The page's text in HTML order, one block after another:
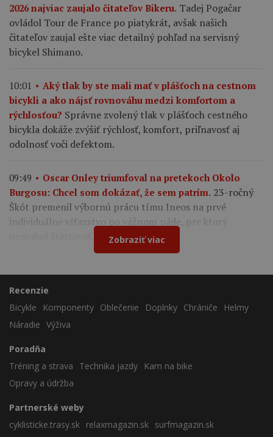
2026 najviac zaujalo čitateľov Bikeru. Tadej Pogačar
ovládol Tour de France po piatykrát, avšak našich
čitateľov zaujal ešte viac detailný pohľad na servisný
bicykel Shimano.
10:01
Aký tlak by ste mali mať v plášťoch na cestnom
bicykli a ako nájsť rovnováhu medzi komfortom a
rýchlosťou? Správne zvolený tlak v plášťoch cestného
bicykla dokáže zvýšiť rýchlosť, komfort, priľnavosť aj
odolnosť voči defektom.
09:49
Oscar Onley triumfoval na pretekoch Okolo
Burgosu: Chcel som dokázať, že sem patrím. 23-ročný
Škót premenil výbornú prácu tímu Ineos na prvé
individuálne víťazstvo po vážnom páde, pre ktorý
nemohol štartovať na Tour de France.
Zobraziť viac
Recenzie
Bicykle
Komponenty Oblečenie Doplnky Chrániče
Helmy
Náradie Výživa
Poradňa
Tréning a strava
Technika jazdy
Kam na bike
Opravy a údržba
Partnerské weby
cyklisticke.trasy.sk relaxmagazin.sk surfmagazin.sk